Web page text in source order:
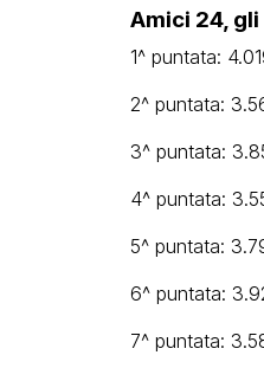
Amici 24,
1^ puntata:
2^ puntata:
3^ puntata:
4^ puntata:
5^ puntata:
6^ puntata:
7^ puntata: